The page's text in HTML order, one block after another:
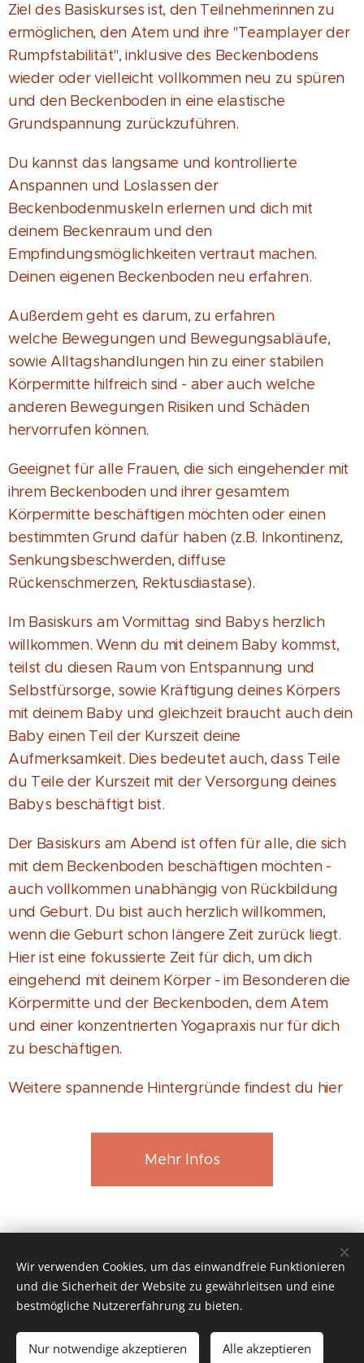
Ziel des Basiskurses ist, den Teilnehmerinnen zu
ermöglichen, den Atem und ihre "Teamplayer der
Rumpfstabilität", inklusive des Beckenbodens
wieder oder vielleicht vollkommen neu zu spüren
und den Beckenboden in eine elastische
Grundspannung zurückzuführen.
Du kannst das langsame und kontrollierte
Anspannen und Loslassen der
Beckenbodenmuskeln erlernen und dich mit
deinem Beckenraum und den
Empfindungsmöglichkeiten vertraut machen.
Deinen eigenen Beckenboden neu erfahren.
Außerdem geht es darum, zu erfahren
welche Bewegungen und Bewegungsabläufe,
sowie Alltagshandlungen hin zu einer stabilen
Körpermitte hilfreich sind - aber auch welche
anderen Bewegungen Risiken und Schäden
hervorrufen können.
Geeignet für alle Frauen, die sich eingehender mit
ihrem Beckenboden und ihrer gesamtem
Körpermitte beschäftigen möchten oder einen
bestimmten Grund dafür haben (z.B. Inkontinenz,
Senkungsbeschwerden, diffuse
Rückenschmerzen, Rektusdiastase).
Im Basiskurs am Vormittag sind Babys herzlich
willkommen. Wenn du mit deinem Baby kommst,
teilst du diesen Raum von Entspannung und
Selbstfürsorge, sowie Kräftigung deines Körpers
mit deinem Baby und gleichzeit braucht auch dein
Baby einen Teil der Kurszeit deine
Aufmerksamkeit. Dies bedeutet auch, dass Teile
du Teile der Kurszeit mit der Versorgung deines
Babys beschäftigt bist.
Der Basiskurs am Abend ist offen für alle, die sich
mit dem Beckenboden beschäftigen möchten -
auch vollkommen unabhängig von Rückbildung
und Geburt. Du bist auch herzlich willkommen,
wenn die Geburt schon längere Zeit zurück liegt.
Hier ist eine fokussierte Zeit für dich, um dich
eingehend mit deinem Körper - im Besonderen die
Körpermitte und der Beckenboden, dem Atem
und einer konzentrierten Yogapraxis nur für dich
zu beschäftigen.
Weitere spannende Hintergründe findest du hier
Mehr Infos
© 2026 Alle Rechte vorbehalten
Wir verwenden Cookies, um das einwandfreie Funktionieren
und die Sicherheit der Website zu gewährleitsen und eine
bestmögliche Nutzererfahrung zu bieten.
Nur notwendige akzeptieren Alle akzeptieren